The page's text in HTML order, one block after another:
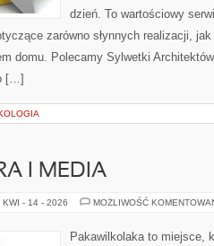
dzień. To wartościowy
zarówno słynnych realizacji,
domu. Polecamy Sylwetki
[…]
I MEDIA
KWI - 14 - 2026 MOŻLIWOŚĆ
Pakawilkolaka to miejsce,